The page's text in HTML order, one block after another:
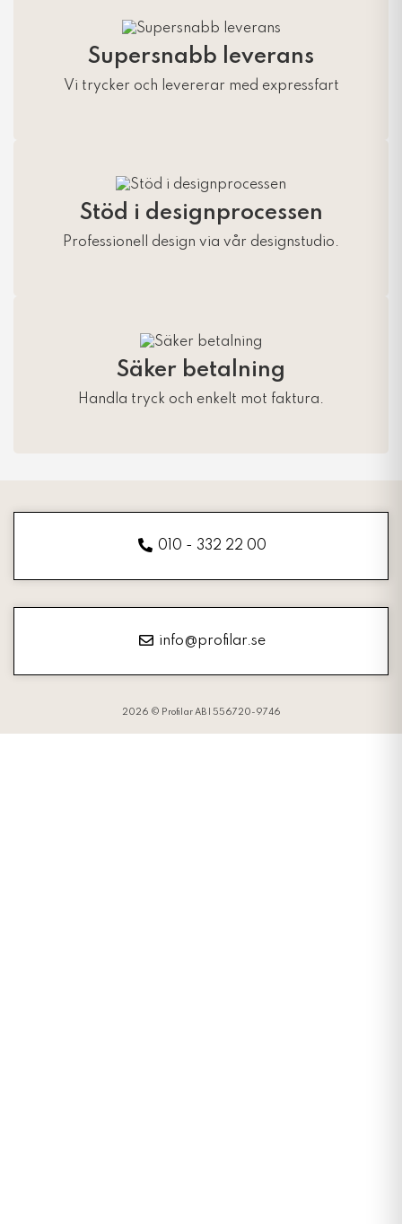
Supersnabb leverans
Vi trycker och levererar med expressfart
Stöd i designprocessen
Professionell design via vår designstudio.
Säker betalning
Handla tryck och enkelt mot faktura.
010 - 332 22 00
info@profilar.se
2026 © Profilar AB | 556720-9746